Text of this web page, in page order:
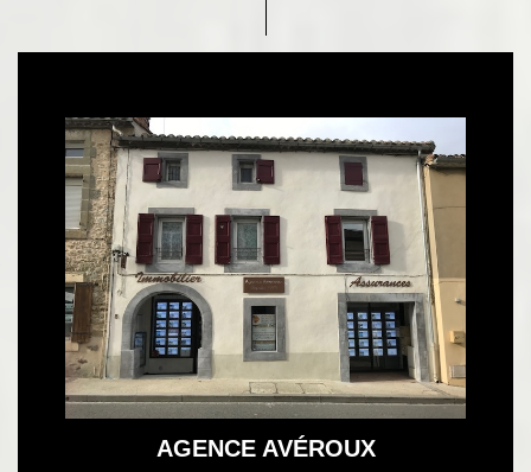
AGENCE AVÉROUX